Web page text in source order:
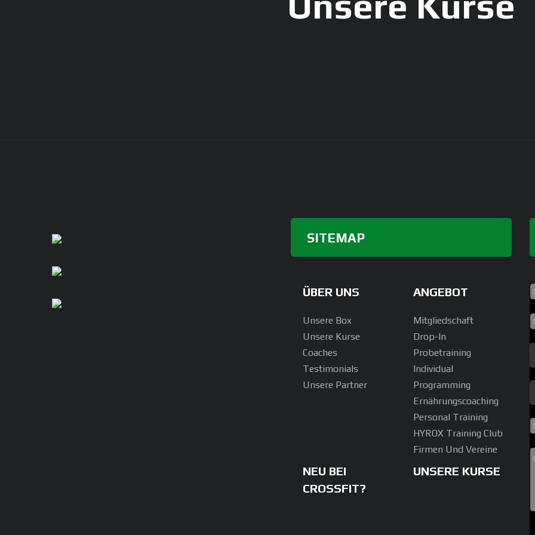
SITEMAP
ÜBER UNS
Unsere Box
Unsere Kurse
Coaches
Testimonials
Unsere Partner
ANGEBOT
Mitgliedschaft
Drop-In
Probetraining
Individual
Programming
Ernährungscoaching
Personal Training
HYROX Training Club
Firmen Und Vereine
NEU BEI
CROSSFIT?
UNSERE KURSE